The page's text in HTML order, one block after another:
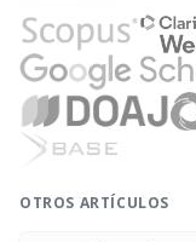
OTROS ARTÍCULOS